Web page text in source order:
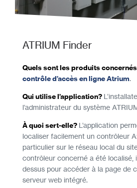
ATRIUM Finder
Quels sont les produits
contrôle d’accès en ligne Atrium.
Qui utilise l’application?
l’administrateur du système
À quoi sert-elle? L’application
localiser facilement un contrôleur
particulier sur le réseau local du
contrôleur concerné a été localisé,
dessus pour accéder à la page de
serveur web intégré.